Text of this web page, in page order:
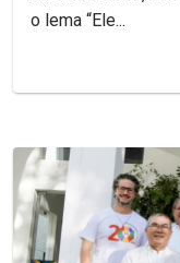
o lema “Ele...